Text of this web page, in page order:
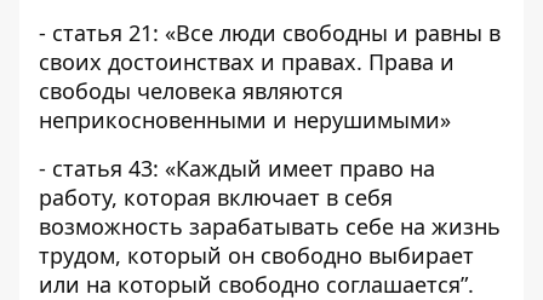
- статья 21: «Все люди свободны и равны в
своих достоинствах и правах. Права и
свободы человека являются
неприкосновенными и нерушимыми»
- статья 43: «Каждый имеет право на
работу, которая включает в себя
возможность зарабатывать себе на жизнь
трудом, который он свободно выбирает
или на который свободно соглашается”.